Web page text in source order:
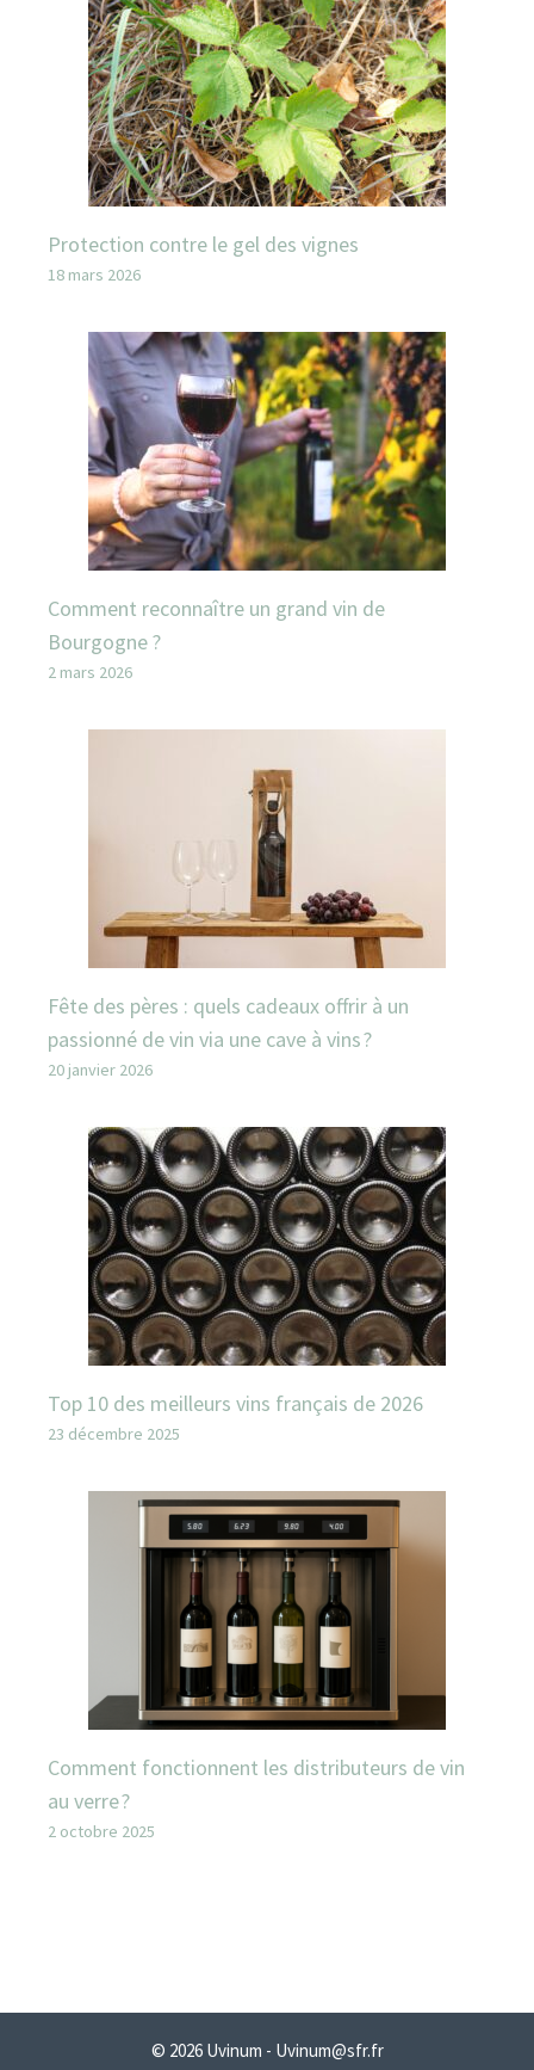
Protection contre le gel des vignes
18 mars 2026
Comment reconnaître un grand vin de
Bourgogne ?
2 mars 2026
Fête des pères : quels cadeaux offrir à un
passionné de vin via une cave à vins ?
20 janvier 2026
Top 10 des meilleurs vins français de 2026
23 décembre 2025
Comment fonctionnent les distributeurs de vin
au verre ?
2 octobre 2025
© 2026 Uvinum - Uvinum@sfr.fr